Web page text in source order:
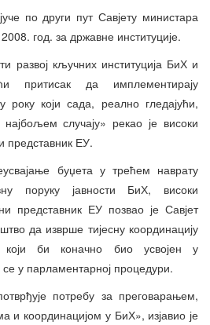
по други пут Савјету министара
год. за државне институције.
развој кључних институција БиХ и
притисак да имплементирају
року који сада, реално гледајући,
случају» рекао је високи
представник ЕУ.
буџета у трећем наврату
поруку јавности БиХ, високи
представник ЕУ позвао је Савјет
да изврше тијесну координацију
који би коначно био усвојен у
у парламентарној процедури.
потребу за преговарањем,
и координацијом у БиХ», изјавио је